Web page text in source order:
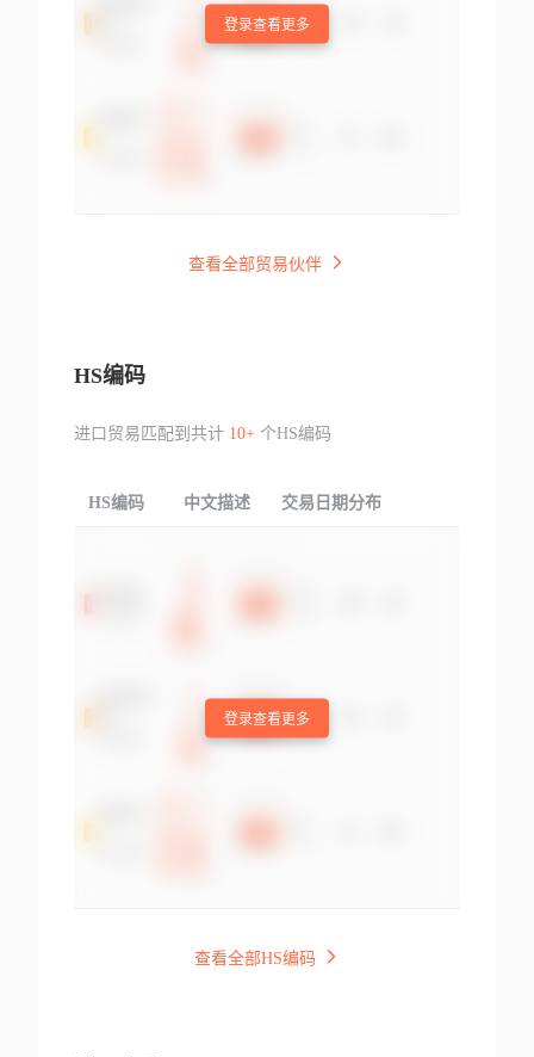
登录查看更多
查看全部贸易伙伴
HS编码
进口贸易匹配到共计 10+个HS编码
HS编码 中文描述 交易日期分布
登录查看更多
查看全部HS编码